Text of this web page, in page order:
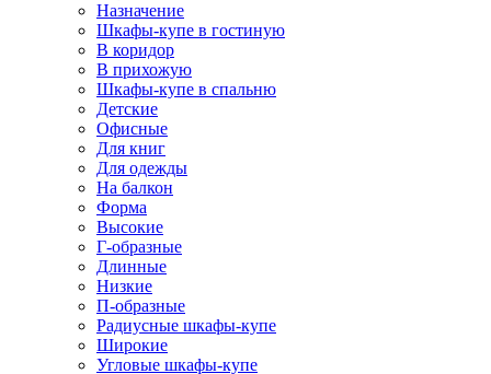
Назначение
Шкафы-купе в гостиную
В коридор
В прихожую
Шкафы-купе в спальню
Детские
Офисные
Для книг
Для одежды
На балкон
Форма
Высокие
Г-образные
Длинные
Низкие
П-образные
Радиусные шкафы-купе
Широкие
Угловые шкафы-купе